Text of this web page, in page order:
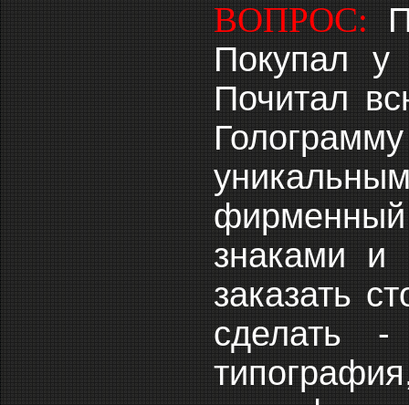
ВОПРОС:
Покупал
Почитал
знаками и
заказать
сделать